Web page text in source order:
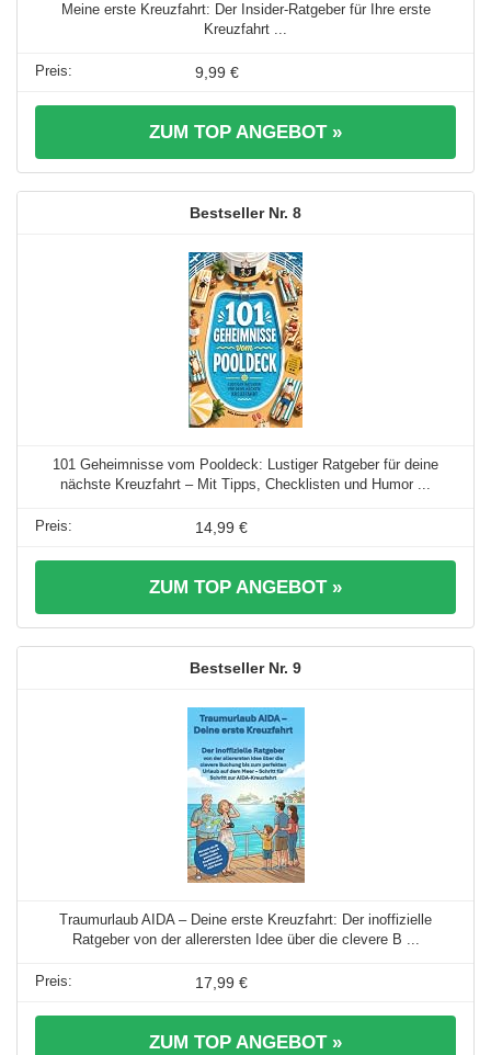
Meine erste Kreuzfahrt: Der Insider-Ratgeber für Ihre erste
Kreuzfahrt ...
9,99 €
ZUM TOP ANGEBOT »
8
101 Geheimnisse vom Pooldeck: Lustiger Ratgeber für deine
nächste Kreuzfahrt – Mit Tipps, Checklisten und Humor ...
14,99 €
ZUM TOP ANGEBOT »
9
Traumurlaub AIDA – Deine erste Kreuzfahrt: Der inoffizielle
Ratgeber von der allerersten Idee über die clevere B ...
17,99 €
ZUM TOP ANGEBOT »